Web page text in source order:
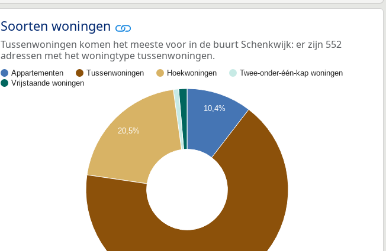
Soorten woningen
Tussenwoningen komen het meeste voor in de buurt Schenkwijk: er zijn 552
adressen met het woningtype tussenwoningen.
Appartementen Tussenwoningen Hoekwoningen
Twee-onder-één-kap woningen
Vrijstaande woningen
10,4%
20,5%